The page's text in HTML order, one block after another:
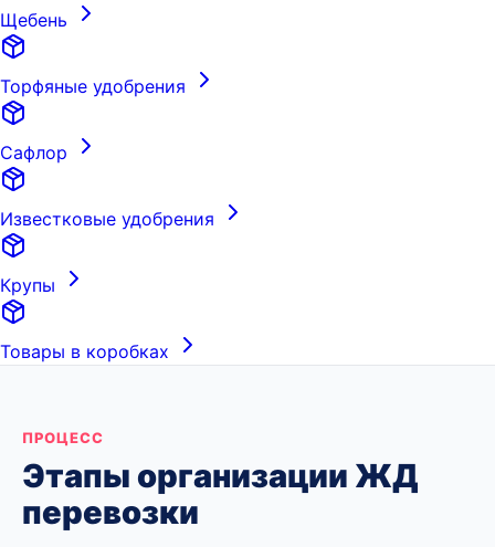
Щебень
Торфяные удобрения
Сафлор
Известковые удобрения
Крупы
Товары в коробках
ПРОЦЕСС
Этапы организации ЖД
перевозки